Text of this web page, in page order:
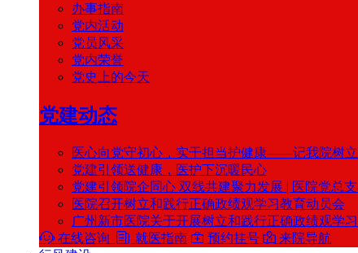
办事指南
党内活动
党员风采
党内荣誉
党史上的今天
党建动态
医心向党守初心，实干担当护健康——记我院树
党建引领送健康，医护下沉暖民心
党建引领院企同心 双线共建聚力发展 | 医院党总
医院召开树立和践行正确政绩观学习教育动员会
广州新市医院关于开展树立和践行正确政绩观学
在线咨询  就医指南  预约挂号  来院导航